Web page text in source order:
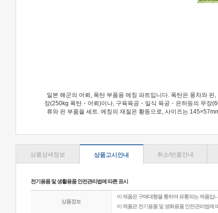
일본 해군의 어뢰, 폭탄 부품용 에칭 파트입니다. 폭탄은 풍차와
장(250kg 폭탄・어뢰)이나, 구육육공・일식 육공・은하등의 무장
류와 핀 부품을 세트. 에칭의 재질은 황동으로, 사이즈는
상품상세정보 상품고시안내 취소/반품안내
전기용품 및 생활용품 안전관리법에 따른 표시
상품정보
이 제품은 구매대행을 통하여 유통되는 제품입
이 제품은 전기용품 및 생화용품 안전관리법에